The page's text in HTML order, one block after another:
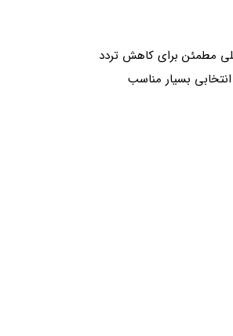
مطمئن برای کاهش تردد
بسیار مناسب